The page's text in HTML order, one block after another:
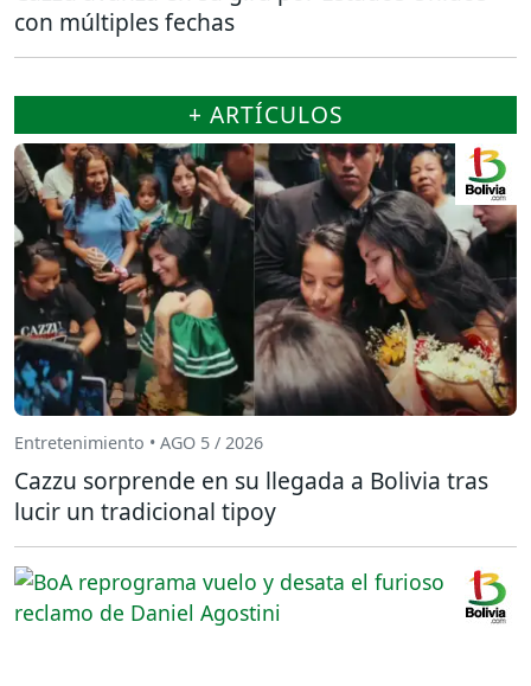
con múltiples fechas
+ ARTÍCULOS
Entretenimiento • AGO 5 / 2026
Cazzu sorprende en su llegada a Bolivia tras
lucir un tradicional tipoy